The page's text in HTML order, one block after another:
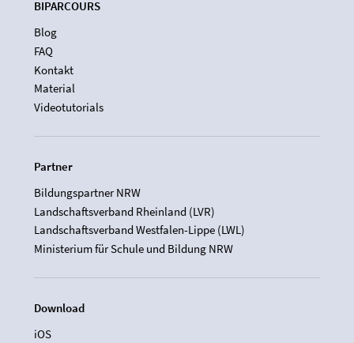
BIPARCOURS
Blog
FAQ
Kontakt
Material
Videotutorials
Partner
Bildungspartner NRW
Landschaftsverband Rheinland (LVR)
Landschaftsverband Westfalen-Lippe (LWL)
Ministerium für Schule und Bildung NRW
Download
iOS